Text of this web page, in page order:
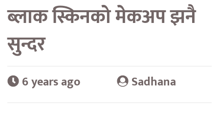
ब्लाक स्किनको मेकअप झनै
सुन्दर
6 years ago Sadhana